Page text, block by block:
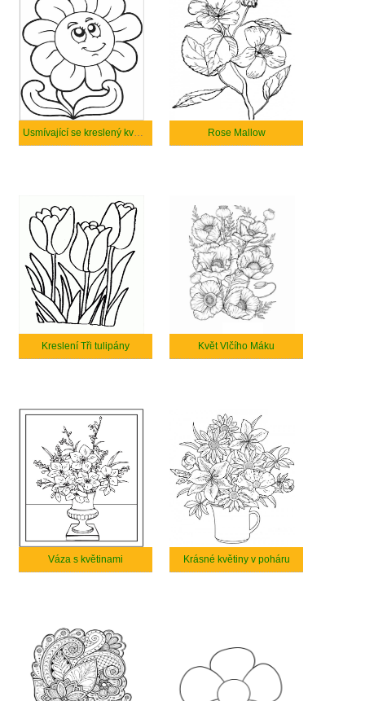
Usmívající se kreslený květina Rose Mallow
Kreslení Tři tulipány Květ Vlčího Máku
Váza s květinami Krásné květiny v poháru